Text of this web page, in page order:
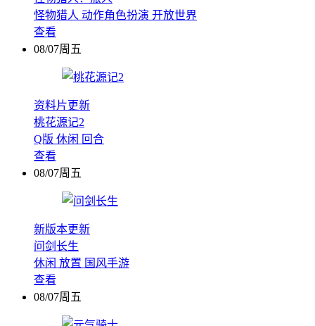
怪物猎人 动作角色扮演 开放世界
查看
08/07周五
资料片更新
桃花源记2
Q版 休闲 回合
查看
08/07周五
新版本更新
问剑长生
休闲 放置 国风手游
查看
08/07周五